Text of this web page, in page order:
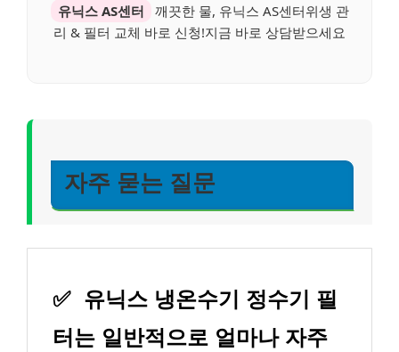
유닉스 AS센터
깨끗한 물, 유닉스 AS센터위생 관
리 & 필터 교체 바로 신청!지금 바로 상담받으세요
자주 묻는 질문
✅ 유닉스 냉온수기 정수기 필
터는 일반적으로 얼마나 자주